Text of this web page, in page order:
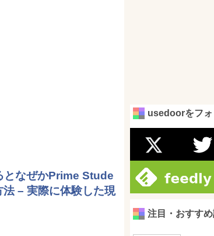
となぜかPrime Stude
– 実際に体験した現
usedoorをフ
注目・おすす